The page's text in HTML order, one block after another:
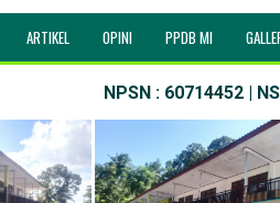
ARTIKEL OPINI PPDB MI
NPSN : 60714452 | NSM :